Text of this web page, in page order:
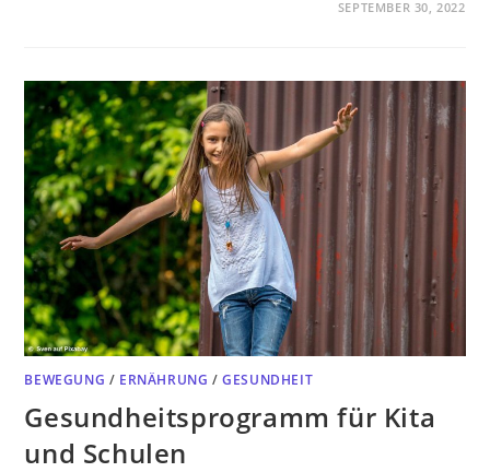
SEPTEMBER 30, 2022
BEWEGUNG / ERNÄHRUNG /GESUNDHEIT
Gesundheitsprogramm für Kita
und Schulen